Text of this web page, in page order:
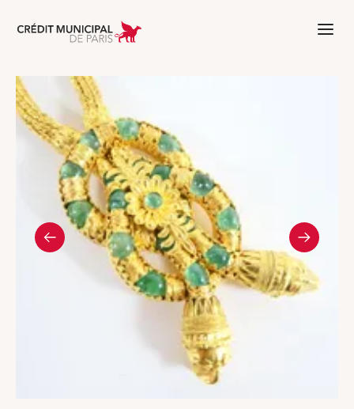
Aller à l'accueil de Crédit Municipal